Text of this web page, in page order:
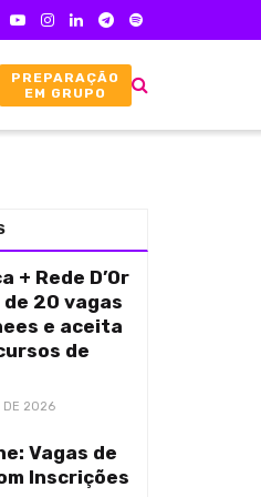
PREPARAÇÃO
EM GRUPO
+ Rede D’Or
20 vagas
e aceita
de
DE 2026
Vagas de
Inscrições